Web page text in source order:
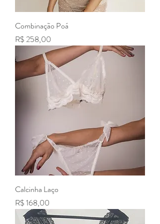
Combinação Poá
Preço
R$ 258,00
Calcinha Laço
Preço
R$ 168,00